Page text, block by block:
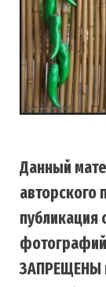
Данный
авторского
публикация
фотографий
ЗАПРЕЩЕНЫ